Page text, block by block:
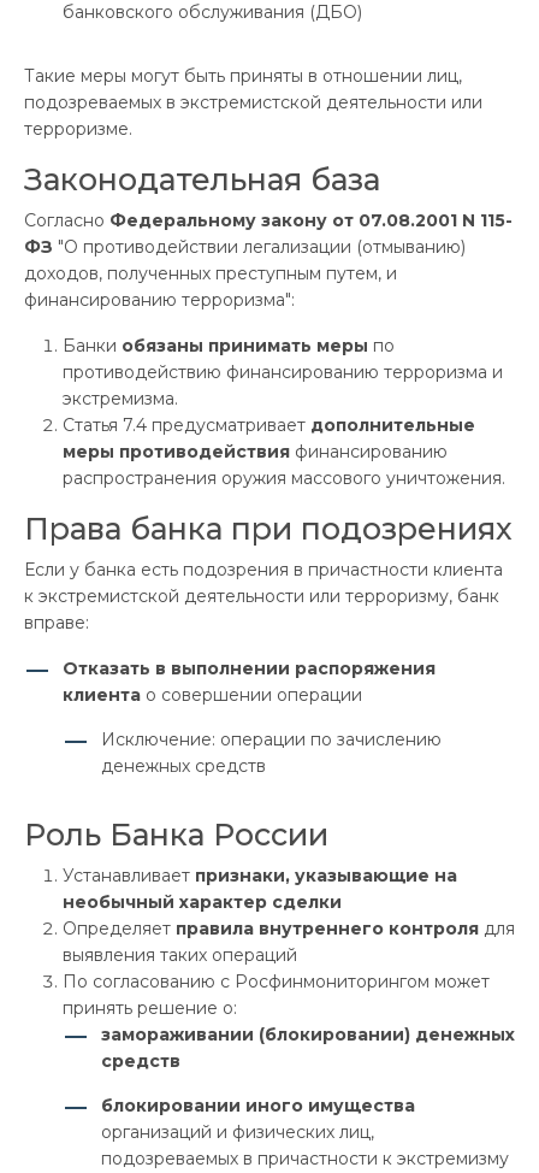
банковского обслуживания (ДБО)
Такие меры могут быть приняты в отношении лиц,
подозреваемых в экстремистской деятельности или
терроризме.
Законодательная база
Согласно Федеральному закону от 07.08.2001 N 115-
ФЗ "О противодействии легализации (отмыванию)
доходов, полученных преступным путем, и
финансированию терроризма":
Банки обязаны принимать меры по
противодействию финансированию терроризма и
экстремизма.
Статья 7.4 предусматривает дополнительные
меры противодействия финансированию
распространения оружия массового уничтожения.
Права банка при подозрениях
Если у банка есть подозрения в причастности клиента
к экстремистской деятельности или терроризму, банк
вправе:
Отказать в выполнении распоряжения
клиента о совершении операции
Исключение: операции по зачислению
денежных средств
Роль Банка России
Устанавливает признаки, указывающие на
необычный характер сделки
Определяет правила внутреннего контроля для
выявления таких операций
По согласованию с Росфинмониторингом может
принять решение о:
замораживании (блокировании) денежных
средств
блокировании иного имущества
организаций и физических лиц,
подозреваемых в причастности к экстремизму